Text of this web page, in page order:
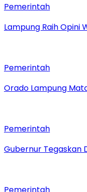
Pemerintah
Lampung Raih Opini
Pemerintah
Orado Lampung
Pemerintah
Gubernur Tegaskan
Pemerintah